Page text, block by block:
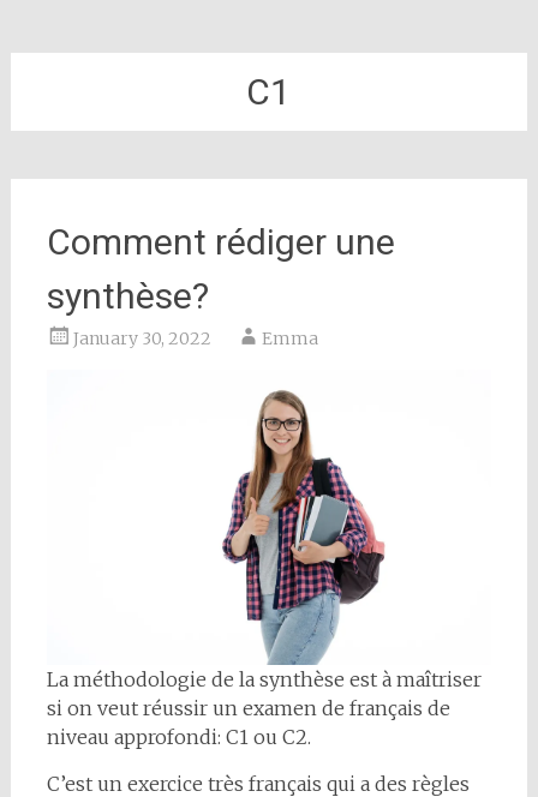
C1
Comment rédiger une
synthèse?
January 30, 2022 Emma
La méthodologie de la synthèse est à maîtriser
si on veut réussir un examen de français de
niveau approfondi: C1 ou C2.
C’est un exercice très français qui a des règles